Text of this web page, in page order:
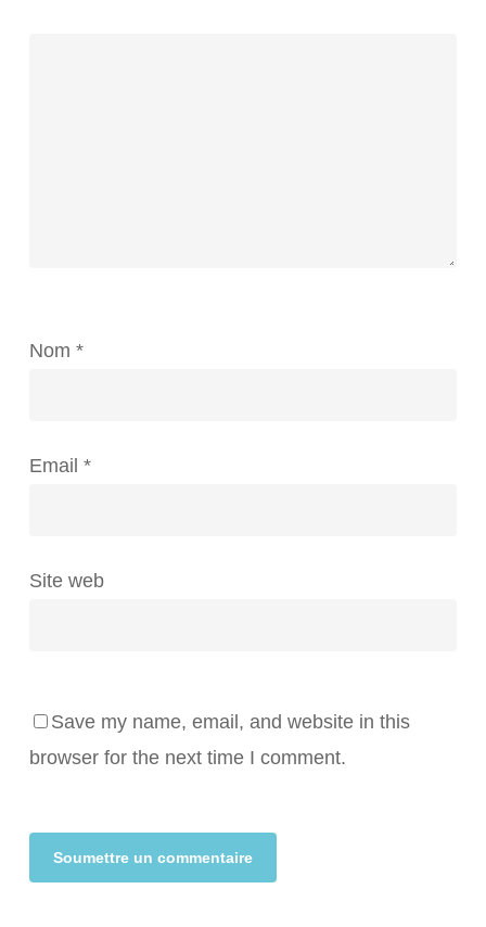
Nom *
Email *
Site web
Save my name, email, and website in this
browser for the next time I comment.